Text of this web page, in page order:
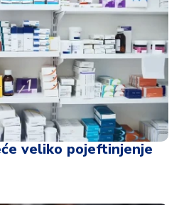
veliko pojeftinjenje